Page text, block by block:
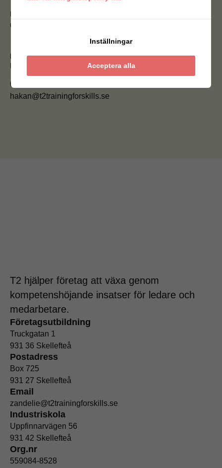
Hör av dig till mig eller någon av
mina kollegor
Håkan Burén
Key Account Manager
070 642 45 88
hakan@t2trainingforskills.se
T2 hjälper företag att växa genom
kompetenshöjande insatser för ledare och
medarbetare.
Företagsutbildning
Truckgatan 1
931 36 Skellefteå
Postadress
Box 725
931 27 Skellefteå
Email
zandelie@t2trainingforskills.se
Industriskola
Uppfinnarvägen 56
931 42 Skellefteå
Org.nr
559084-8528
Inställningar
Acceptera alla